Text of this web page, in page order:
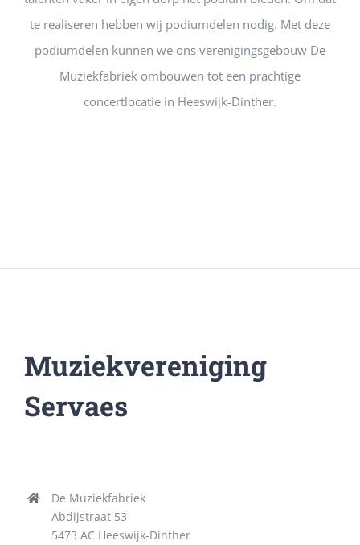
te realiseren hebben wij podiumdelen nodig. Met deze
podiumdelen kunnen we ons verenigingsgebouw De
Muziekfabriek ombouwen tot een prachtige
concertlocatie in Heeswijk-Dinther.
Muziekvereniging
Servaes
De Muziekfabriek
Abdijstraat 53
5473 AC Heeswijk-Dinther